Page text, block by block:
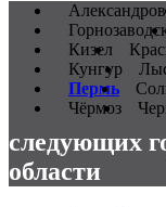
Кизел
Кунгур
Пермь
Чёрмоз
следующих
области